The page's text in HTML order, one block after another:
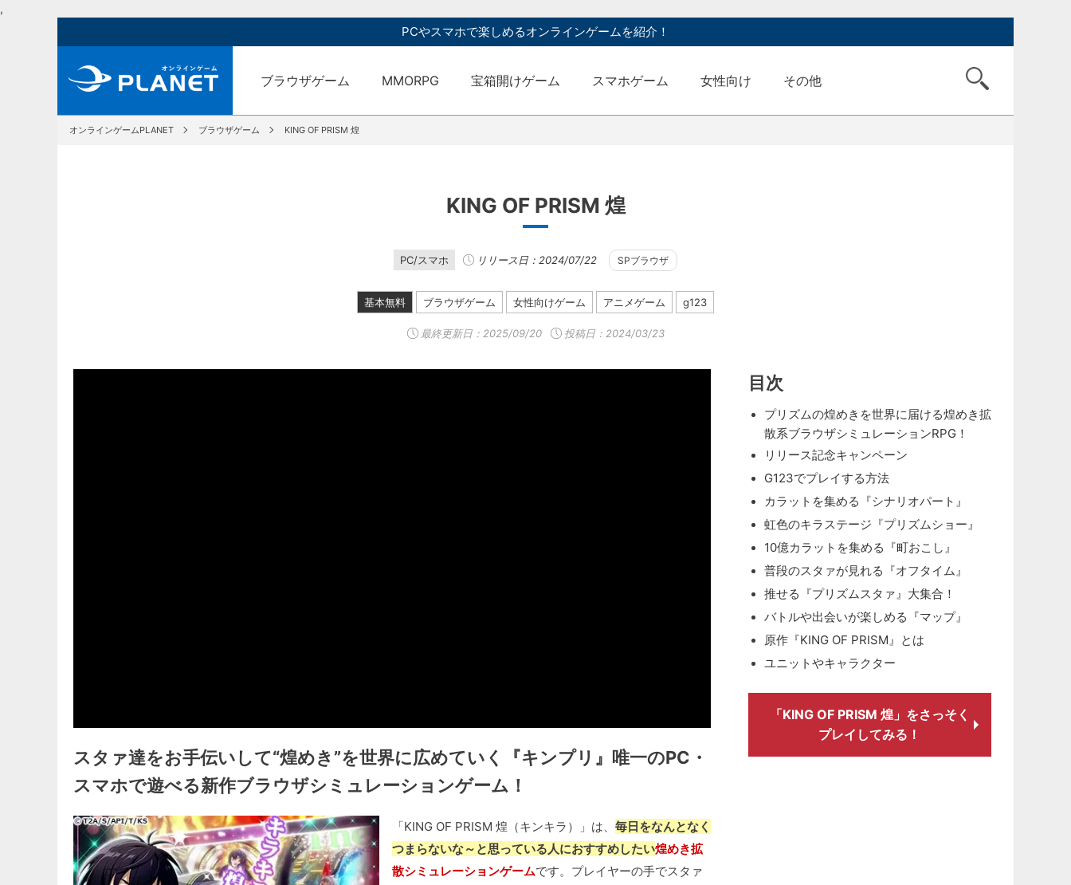
,
PCやスマホで楽しめるオンラインゲームを紹介！
ブラウザゲーム MMORPG 宝箱開けゲーム スマホゲーム 女性向け その他
オンラインゲームPLANET ブラウザゲーム KING OF PRISM 煌
KING OF PRISM 煌
PC/スマホ リリース日：2024/07/22 SPブラウザ
基本無料 ブラウザゲーム 女性向けゲーム アニメゲーム g123
最終更新日： 2025/09/20 投稿日：2024/03/23
スタァ達をお手伝いして“煌めき”を世界に広めていく『キンプリ』唯一のPC・
スマホで遊べる新作ブラウザシミュレーションゲーム！
「KING OF PRISM 煌（キンキラ）」は、毎日をなんとなく
つまらないな～と思っている人におすすめしたい煌めき拡
散シミュレーションゲームです。プレイヤーの手でスタァ
目次
プリズムの煌めきを世界に届ける煌めき拡
散系ブラウザシミュレーションRPG！
リリース記念キャンペーン
G123でプレイする方法
カラットを集める『シナリオパート』
虹色のキラステージ『プリズムショー』
10億カラットを集める『町おこし』
普段のスタァが見れる『オフタイム』
推せる『プリズムスタァ』大集合！
バトルや出会いが楽しめる『マップ』
原作『KING OF PRISM』とは
ユニットやキャラクター
「KING OF PRISM 煌」をさっそく
プレイしてみる！